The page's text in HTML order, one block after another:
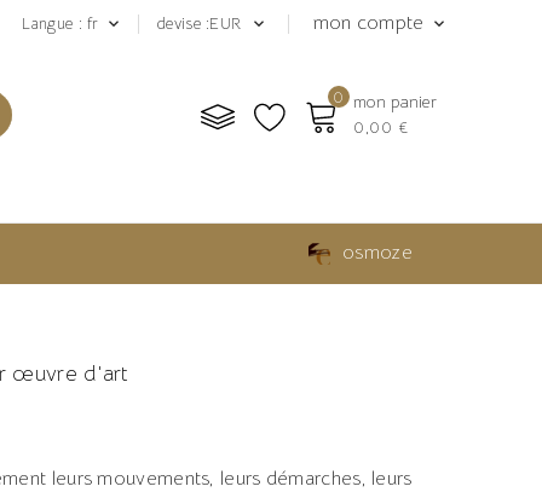
mon compte 
devise :EUR 
Langue : fr 
0 mon panier
0,00 €
osmoze
œuvre d'art
leurs mouvements, leurs démarches, leurs